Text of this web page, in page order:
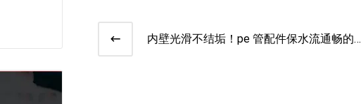
内壁光滑不结垢！pe 管配件保水流通畅的秘